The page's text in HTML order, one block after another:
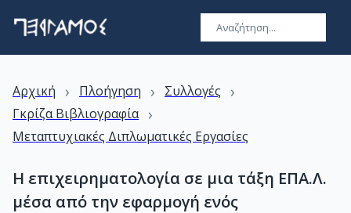
Αρχική › Πλοήγηση › Συλλογές ›
Γκρίζα Βιβλιογραφία ›
Μεταπτυχιακές Διπλωματικές Εργασίες
Η επιχειρηματολογία σε μια τάξη ΕΠΑ.Λ.
μέσα από την εφαρμογή ενός